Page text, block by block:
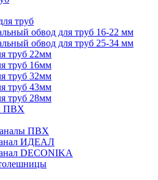
труб
обвод для труб 16-22 мм
обвод для труб 25-34 мм
труб 22мм
труб 16мм
труб 32мм
труб 43мм
труб 28мм
ПВХ
ПВХ
ИДЕАЛ
DECONIKA